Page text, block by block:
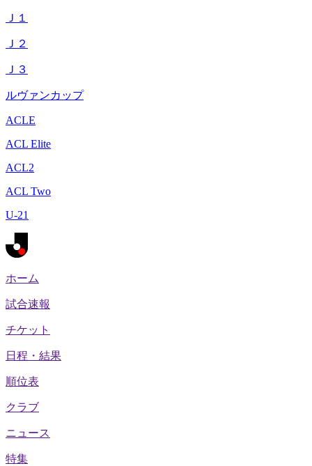
Ｊ１
Ｊ２
Ｊ３
ルヴァンカップ
ACLE
ACL Elite
ACL2
ACL Two
U-21
ホーム
試合速報
チケット
日程・結果
順位表
クラブ
ニュース
特集